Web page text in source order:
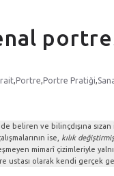
,Portre,Portre Pratiği,
beliren ve bilinçdışına
ise, kılık
mimarî çizimleriyle
olarak kendi gerçek